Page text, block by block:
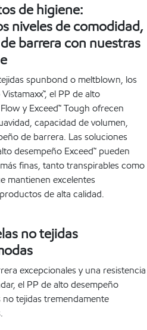
de higiene:
niveles de comodidad,
barrera con nuestras
spunbond o meltblown, los
el PP de alto
y Exceed™ Tough ofrecen
capacidad de volumen,
de barrera. Las soluciones
desempeño Exceed™ pueden
finas, tanto transpirables como
mantienen excelentes
de alta calidad.
no tejidas
excepcionales y una resistencia
el PP de alto desempeño
no tejidas tremendamente